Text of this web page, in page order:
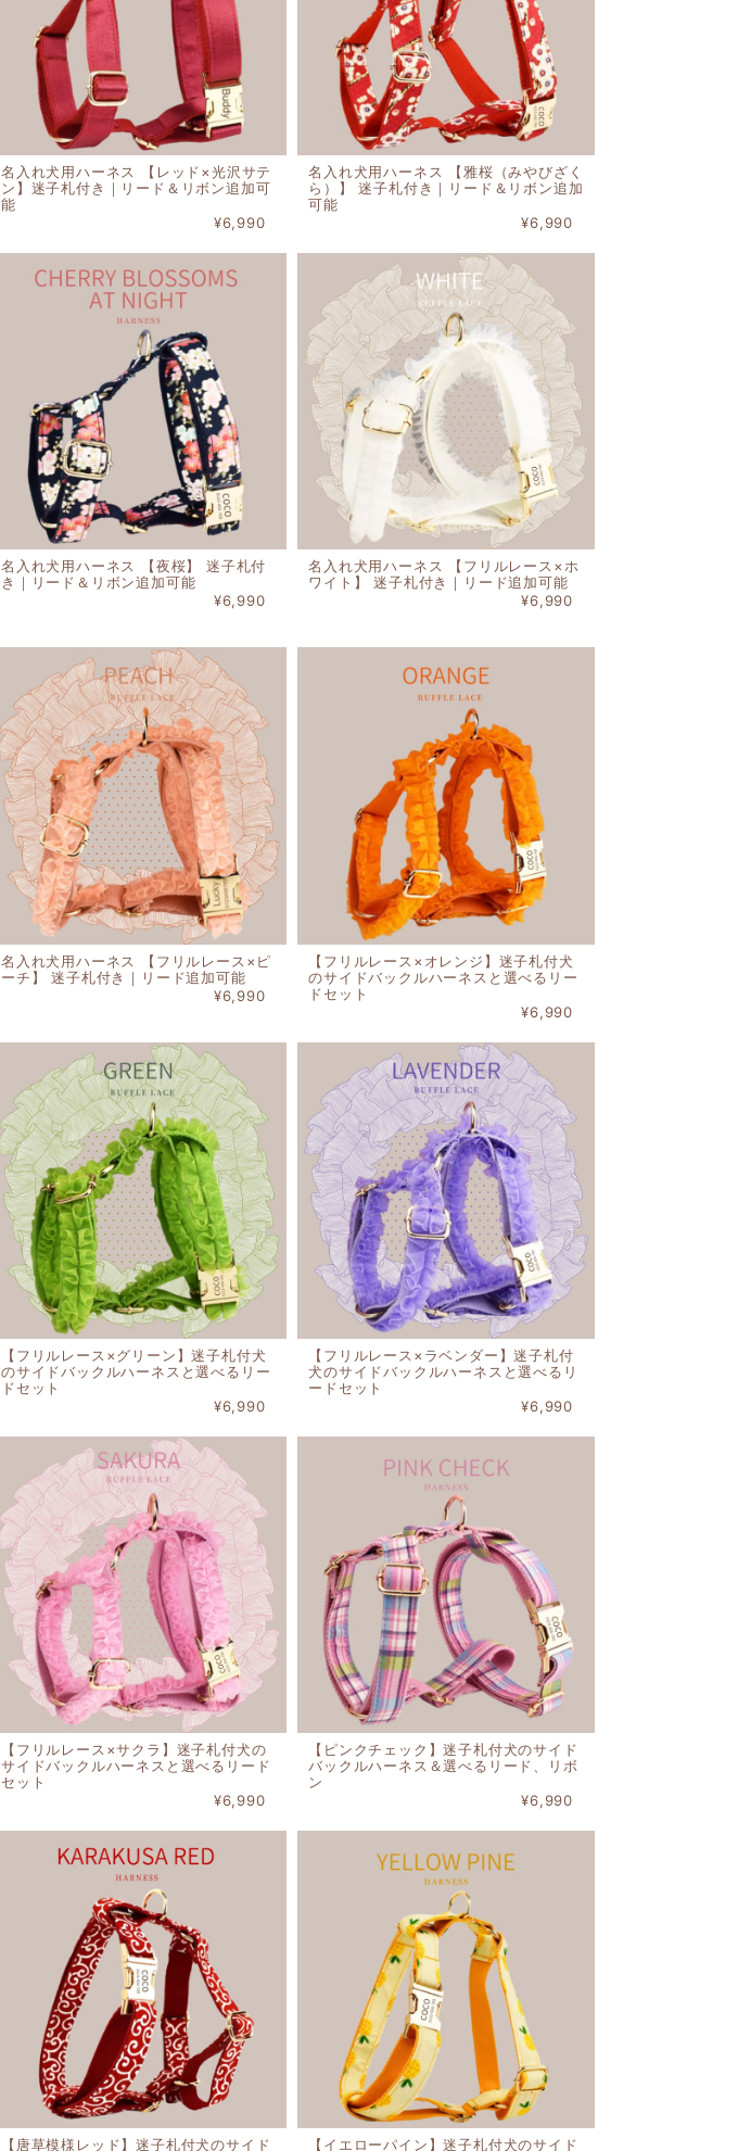
名入れ犬用ハーネス 【レッド×光沢サテ
ン】迷子札付き｜リード＆リボン追加可
能
¥6,990
名入れ犬用ハーネス 【雅桜（みやびざく
ら）】 迷子札付き｜リード＆リボン追加
可能
¥6,990
名入れ犬用ハーネス 【夜桜】 迷子札付
き｜リード＆リボン追加可能
¥6,990
名入れ犬用ハーネス 【フリルレース×ホ
ワイト】 迷子札付き｜リード追加可能
¥6,990
名入れ犬用ハーネス 【フリルレース×ピ
ーチ】 迷子札付き｜リード追加可能
¥6,990
【フリルレース×オレンジ】迷子札付犬
のサイドバックルハーネスと選べるリー
ドセット
¥6,990
【フリルレース×グリーン】迷子札付犬
のサイドバックルハーネスと選べるリー
ドセット
¥6,990
【フリルレース×ラベンダー】迷子札付
犬のサイドバックルハーネスと選べるリ
ードセット
¥6,990
【フリルレース×サクラ】迷子札付犬の
サイドバックルハーネスと選べるリード
セット
¥6,990
【ピンクチェック】迷子札付犬のサイド
バックルハーネス＆選べるリード、リボ
ン
¥6,990
【唐草模様レッド】迷子札付犬のサイド 【イエローパイン】迷子札付犬のサイド